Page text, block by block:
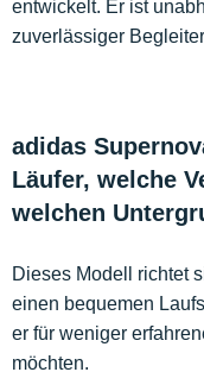
entwickelt. Er ist
zuverlässiger
adidas
Läufer, welche
welchen
Dieses Modell richtet
einen bequemen
er für weniger
möchten.